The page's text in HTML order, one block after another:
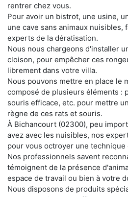
rentrer chez vous.
Pour avoir un bistrot, une usine,
une cave sans animaux nuisibles,
experts de la dératisation.
Nous nous chargeons d'installer
cloison, pour empêcher ces
librement dans votre villa.
Nous pouvons mettre en place le
composé de plusieurs éléments :
souris efficace, etc. pour mettre
règne de ces rats et souris.
À Bichancourt (02300), peu
avez avec les nuisibles, nos
pour vous octroyer une technique
Nos professionnels savent
témoignent de la présence
espace de travail ou bien à votre
Nous disposons de produits